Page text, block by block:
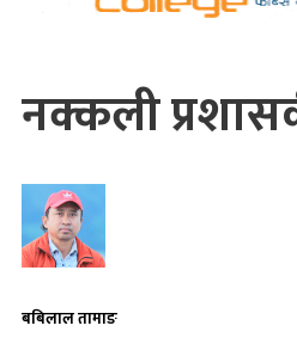
नक्कली
बबिलाल तामाङ